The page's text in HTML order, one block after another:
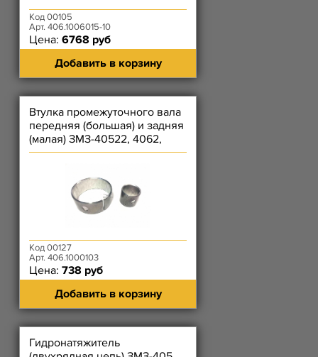
Код 00105
Арт. 406.1006015-10
Цена: 6768 руб
Добавить в корзину
Втулка промежуточного вала
передняя (большая) и задняя
(малая) ЗМЗ-40522, 4062,
4063, 409, 40524, 40
Код 00127
Арт. 406.1000103
Цена: 738 руб
Добавить в корзину
Гидронатяжитель